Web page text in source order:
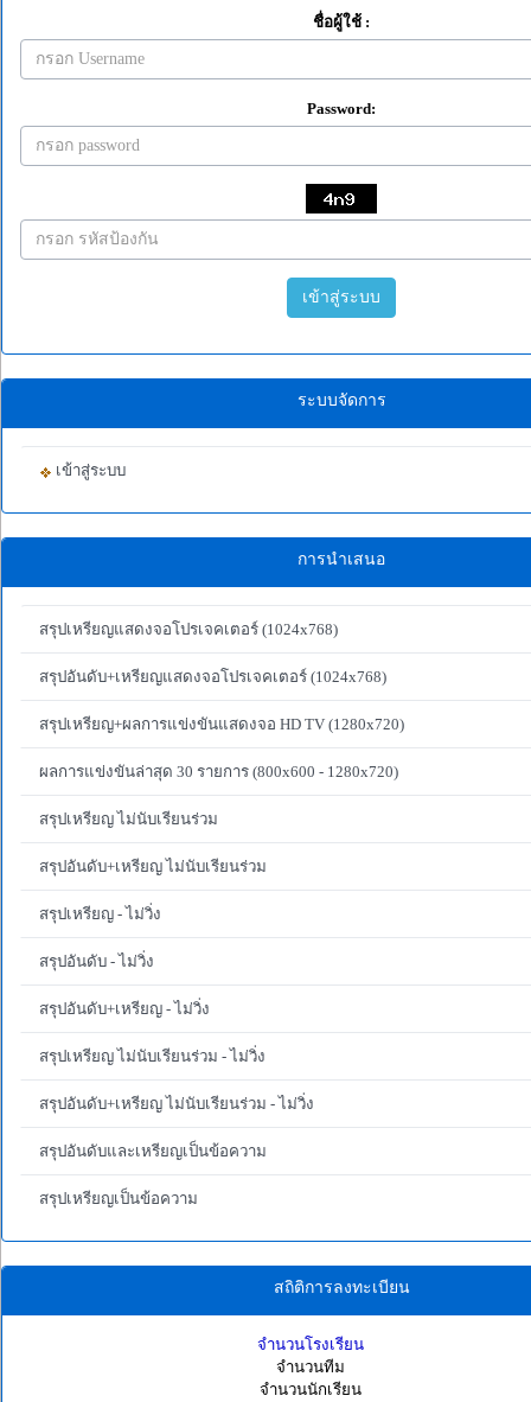
ชื่อผู้ใช้ :
Password:
เข้าสู่ระบบ
ระบบจัดการ
เข้าสู่ระบบ
การนำเสนอ
สรุปเหรียญแสดงจอโปรเจคเตอร์ (1024x768)
สรุปอันดับ+เหรียญแสดงจอโปรเจคเตอร์ (1024x768)
สรุปเหรียญ+ผลการแข่งขันแสดงจอ HD TV (1280x720)
ผลการแข่งขันล่าสุด 30 รายการ (800x600 - 1280x720)
สรุปเหรียญ ไม่นับเรียนร่วม
สรุปอันดับ+เหรียญ ไม่นับเรียนร่วม
สรุปเหรียญ - ไม่วิ่ง
สรุปอันดับ - ไม่วิ่ง
สรุปอันดับ+เหรียญ - ไม่วิ่ง
สรุปเหรียญ ไม่นับเรียนร่วม - ไม่วิ่ง
สรุปอันดับ+เหรียญ ไม่นับเรียนร่วม - ไม่วิ่ง
สรุปอันดับและเหรียญเป็นข้อความ
สรุปเหรียญเป็นข้อความ
สถิติการลงทะเบียน
จำนวนโรงเรียน
จำนวนทีม
จำนวนนักเรียน